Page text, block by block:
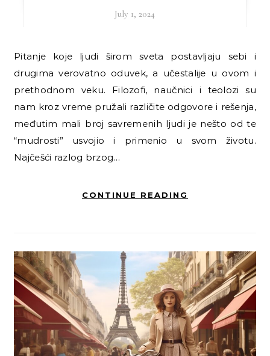
July 1, 2024
Pitanje koje ljudi širom sveta postavljaju sebi i
drugima verovatno oduvek, a učestalije u ovom i
prethodnom veku. Filozofi, naučnici i teolozi su
nam kroz vreme pružali različite odgovore i rešenja,
međutim mali broj savremenih ljudi je nešto od te
“mudrosti” usvojio i primenio u svom životu.
Najčešći razlog brzog…
CONTINUE READING